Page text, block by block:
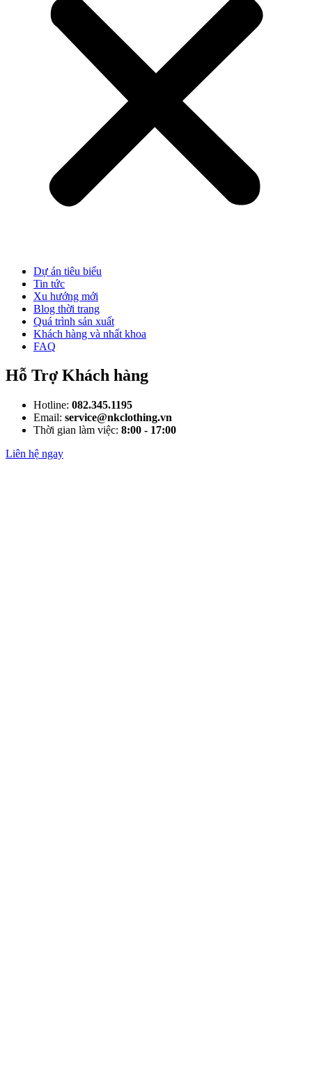
Dự án tiêu biểu
Tin tức
Xu hướng mới
Blog thời trang
Quá trình sản xuất
Khách hàng và nhất khoa
FAQ
Hỗ Trợ Khách hàng
Hotline: 082.345.1195
Email: service@nkclothing.vn
Thời gian làm việc: 8:00 - 17:00
Liên hệ ngay